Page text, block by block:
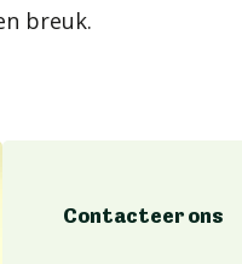
breuk.
Contacteer ons